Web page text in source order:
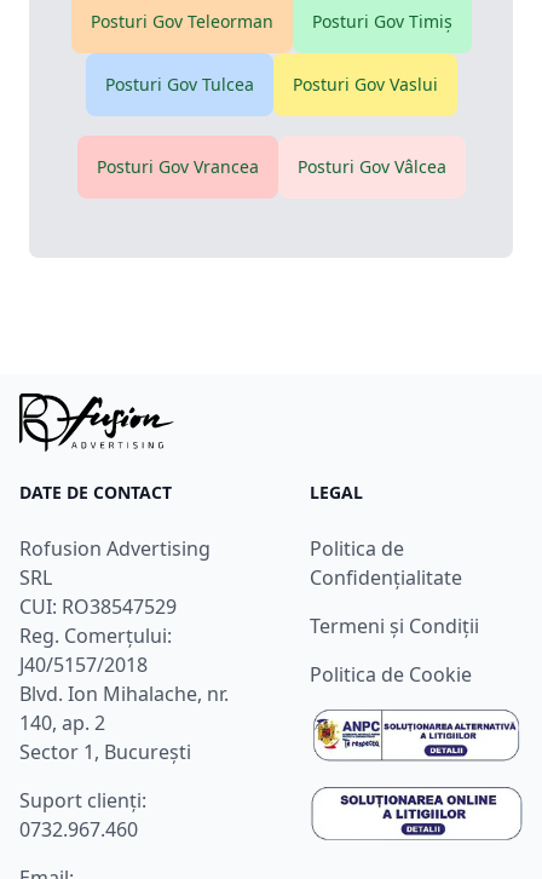
Posturi Gov Teleorman Posturi Gov Timiş
Posturi Gov Tulcea Posturi Gov Vaslui
Posturi Gov Vrancea Posturi Gov Vâlcea
DATE DE CONTACT
Rofusion Advertising
SRL
CUI: RO38547529
Reg. Comerțului:
J40/5157/2018
Blvd. Ion Mihalache, nr.
140, ap. 2
Sector 1, București
Suport clienţi:
0732.967.460
LEGAL
Politica de
Confidențialitate
Termeni și Condiții
Politica de Cookie